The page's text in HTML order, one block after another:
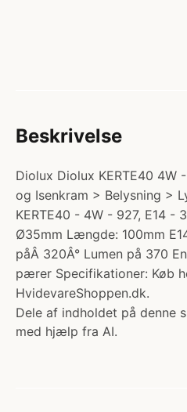
Beskrivelse
Diolux Diolux KERTE40 4W
og Isenkram > Belysning >
KERTE40 - 4W - 927, E14 -
Ø35mm Længde: 100mm
påÂ 320Â° Lumen på 370
pærer Specifikationer: Køb
HvidevareShoppen.dk.
Dele af indholdet på denne
med hjælp fra AI.